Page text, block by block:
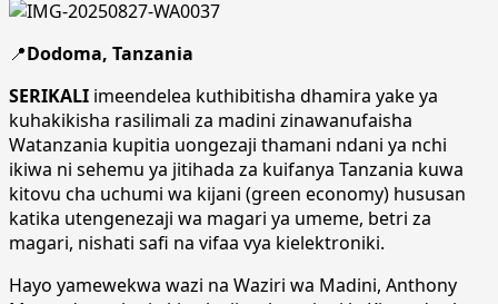
📍Dodoma, Tanzania
SERIKALI imeendelea kuthibitisha dhamira yake ya
kuhakikisha rasilimali za madini zinawanufaisha
Watanzania kupitia uongezaji thamani ndani ya nchi
ikiwa ni sehemu ya jitihada za kuifanya Tanzania kuwa
kitovu cha uchumi wa kijani (green economy) hususan
katika utengenezaji wa magari ya umeme, betri za
magari, nishati safi na vifaa vya kielektroniki.
Hayo yamewekwa wazi na Waziri wa Madini, Anthony